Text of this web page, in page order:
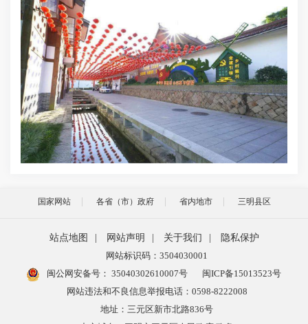
国家网站 各省（市）政府 省内地市 三明县区
站点地图 | 网站声明 | 关于我们 |
隐私保护
网站标识码：3504030001
闽公网安备号： 35040302610007号
闽ICP备15013523号
网站违法和不良信息举报电话：0598-8222008
地址：三元区新市北路836号